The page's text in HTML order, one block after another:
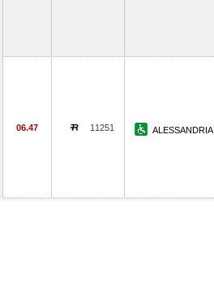
06.47 11251 ALESSANDRIA